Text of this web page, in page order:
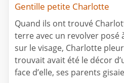
Gentille petite Charlotte
Quand ils ont trouvé
terre avec un revolver posé
sur le visage, Charlotte
trouvait avait été le décor
face d’elle, ses parents